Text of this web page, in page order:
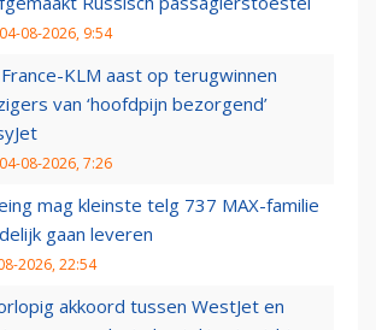
04-08-2026, 9:54
KLM aast op terugwinnen
van ‘hoofdpijn bezorgend’
04-08-2026, 7:26
mag kleinste telg 737 MAX-familie
gaan leveren
2026, 22:54
akkoord tussen WestJet en